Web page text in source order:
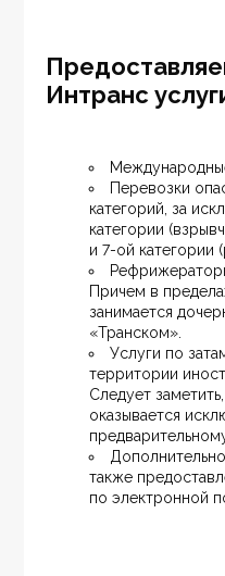
Интранс
Перевозки
категорий, за
категории
и 7-ой категории
Причем в
занимается
«Транском».
Услуги по
территории
Следует
оказывается
также
по электронной